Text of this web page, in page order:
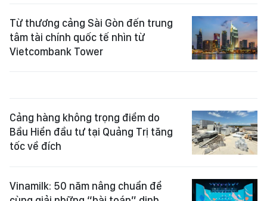
Từ thương cảng Sài Gòn đến trung
tâm tài chính quốc tế nhìn từ
Vietcombank Tower
Cảng hàng không trọng điểm do
Bầu Hiển đầu tư tại Quảng Trị tăng
tốc về đích
Vinamilk: 50 năm nâng chuẩn để